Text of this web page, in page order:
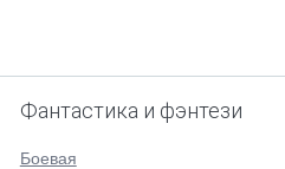
Фантастика и фэнтези
Боевая